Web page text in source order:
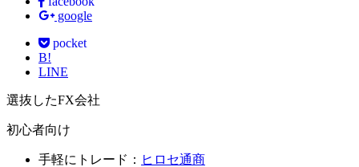
google
pocket
B!
LINE
選抜したFX会社
初心者向け
手軽にトレード： ヒロセ通商